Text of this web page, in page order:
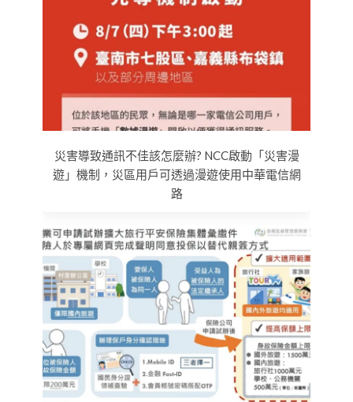
災害導致通訊不佳該怎麼辦? NCC啟動「災害漫
遊」機制，災區用戶可透過漫遊使用中華電信網
路